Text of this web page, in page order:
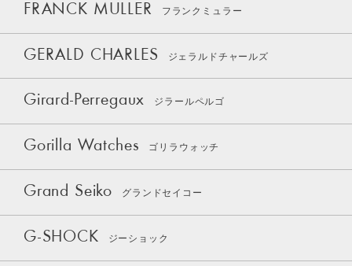
FRANCK MULLER フランクミュラー
GERALD CHARLES ジェラルドチャールズ
Girard-Perregaux ジラールペルゴ
Gorilla Watches ゴリラウォッチ
Grand Seiko グランドセイコー
G-SHOCK ジーショック